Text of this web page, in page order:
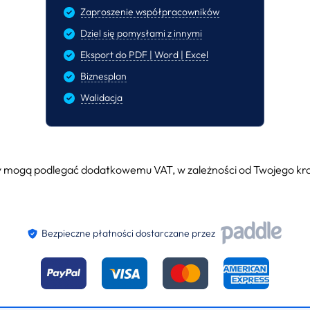
Zaproszenie współpracowników
Dziel się pomysłami z innymi
Eksport do PDF | Word | Excel
Biznesplan
Walidacja
mogą podlegać dodatkowemu VAT, w zależności od Twojego
Bezpieczne płatności dostarczane przez